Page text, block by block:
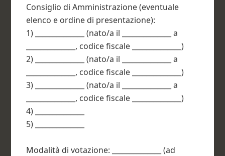
Consiglio di Amministrazione (eventuale
elenco e ordine di presentazione):
1) ______________ (nato/a il ______________ a
______________, codice fiscale ______________)
2) ______________ (nato/a il ______________ a
______________, codice fiscale ______________)
3) ______________ (nato/a il ______________ a
______________, codice fiscale ______________)
4) ______________
5) ______________
Modalità di votazione: ______________ (ad